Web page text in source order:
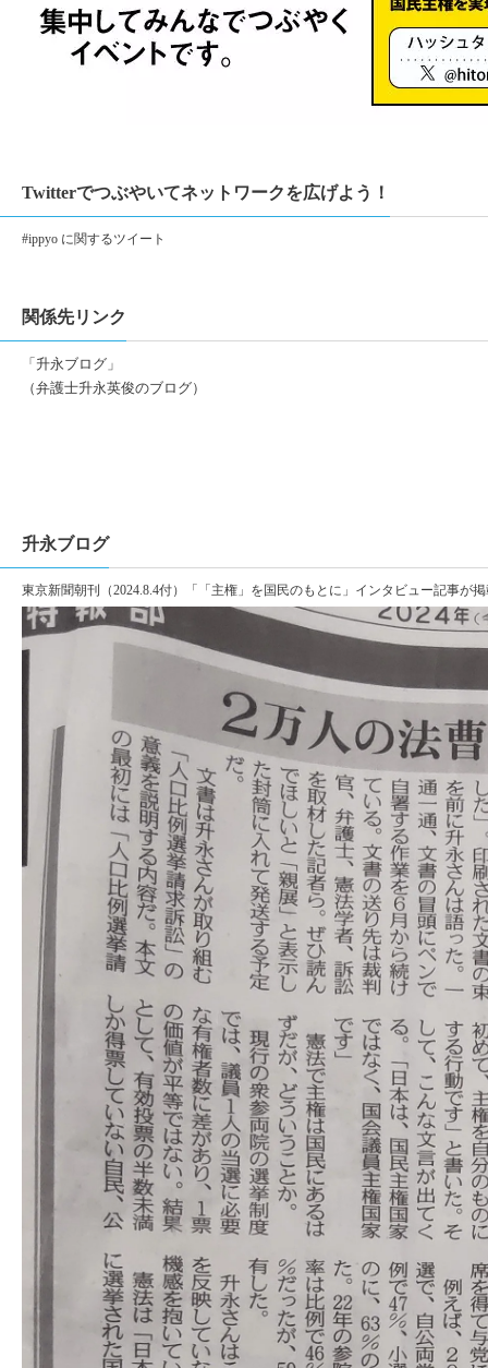
Twitterでつぶやいてネットワークを広げよう！
#ippyo に関するツイート
関係先リンク
「升永ブログ」
（弁護士升永英俊のブログ）
升永ブログ
東京新聞朝刊（2024.8.4付）「「主権」を国民のもとに」インタビュー記事が